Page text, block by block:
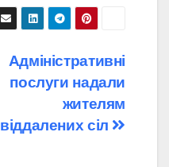
Адміністративні
послуги надали
жителям
віддалених сіл